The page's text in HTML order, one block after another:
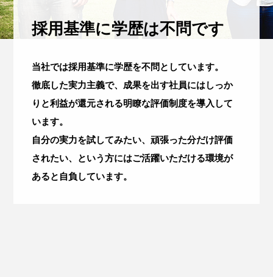
採用基準に学歴は不問です
当社では採用基準に学歴を不問としています。
徹底した実力主義で、成果を出す社員にはしっか
りと利益が還元される明瞭な評価制度を導入して
います。
自分の実力を試してみたい、頑張った分だけ評価
されたい、という方にはご活躍いただける環境が
あると自負しています。